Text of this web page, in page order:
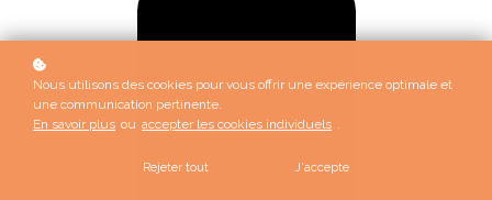
Nous utilisons des cookies pour vous offrir une expérience optimale et
une communication pertinente.
En savoir plus ou accepter les cookies individuels .
Rejeter tout J'accepte